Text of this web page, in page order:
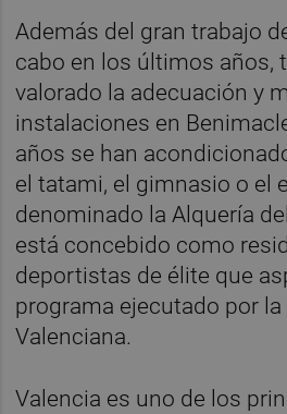
Además del gran trabajo
cabo en los últimos años,
valorado la adecuación y
instalaciones en
años se han
el tatami, el gimnasio o el
denominado la Alquería
está concebido como
deportistas de élite que
programa ejecutado por la
Valenciana.
Valencia es uno de los